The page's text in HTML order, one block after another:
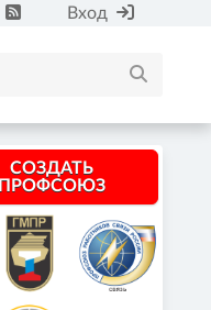
Вход
СОЗДАТЬ
ПРОФСОЮЗ